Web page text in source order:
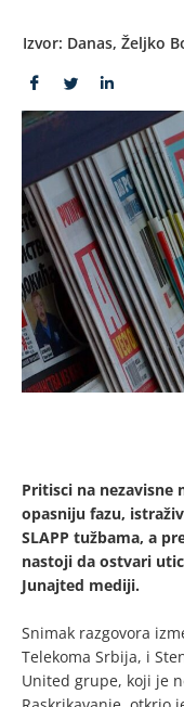
Izvor: Danas, Željko
Pritisci na nezavisne
opasniju fazu,
SLAPP tužbama, a
nastoji da ostvari
Junajted mediji.
Snimak razgovora
Telekoma Srbija, i
United grupe, koji je